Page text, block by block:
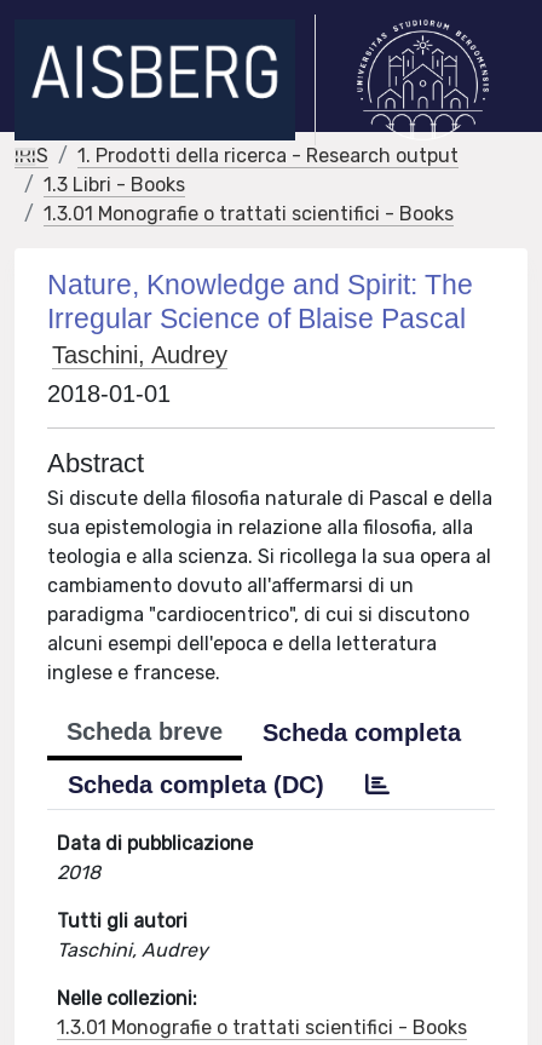
IRIS
1. Prodotti della ricerca - Research output
1.3 Libri - Books
1.3.01 Monografie o trattati scientifici - Books
Nature, Knowledge and Spirit: The
Irregular Science of Blaise Pascal
Taschini, Audrey
2018-01-01
Abstract
Si discute della filosofia naturale di Pascal e della
sua epistemologia in relazione alla filosofia, alla
teologia e alla scienza. Si ricollega la sua opera al
cambiamento dovuto all'affermarsi di un
paradigma "cardiocentrico", di cui si discutono
alcuni esempi dell'epoca e della letteratura
inglese e francese.
Scheda breve
Scheda completa
Scheda completa (DC)
Data di pubblicazione
2018
Tutti gli autori
Taschini, Audrey
Nelle collezioni:
1.3.01 Monografie o trattati scientifici - Books